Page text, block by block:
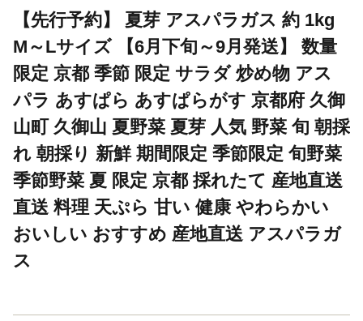
【先行予約】 夏芽 アスパラガス 約 1kg
M～Lサイズ 【6月下旬～9月発送】 数量
限定 京都 季節 限定 サラダ 炒め物 アス
パラ あすぱら あすぱらがす 京都府 久御
山町 久御山 夏野菜 夏芽 人気 野菜 旬 朝採
れ 朝採り 新鮮 期間限定 季節限定 旬野菜
季節野菜 夏 限定 京都 採れたて 産地直送
直送 料理 天ぷら 甘い 健康 やわらかい
おいしい おすすめ 産地直送 アスパラガ
ス